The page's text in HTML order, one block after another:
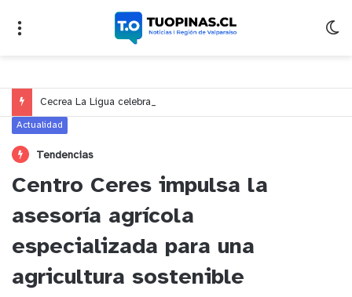
Actualidad
Tendencias
Centro Ceres impulsa la
asesoría agrícola
especializada para una
agricultura sostenible